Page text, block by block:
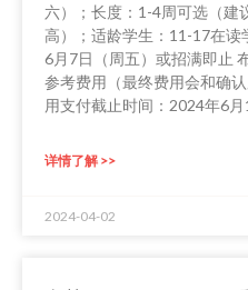
六）；长度：1-4周可选（建
高）；适龄学生：11-17在
6月7日（周五）或招满即止
参考费用（最终费用会和确
用支付截止时间：2024年6
详情了解 >>
2024-04-02